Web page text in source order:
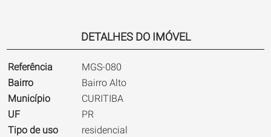
DETALHES DO IMÓVEL
Referência
MGS-080
Bairro
Bairro Alto
Município
CURITIBA
UF
PR
Tipo de uso
residencial